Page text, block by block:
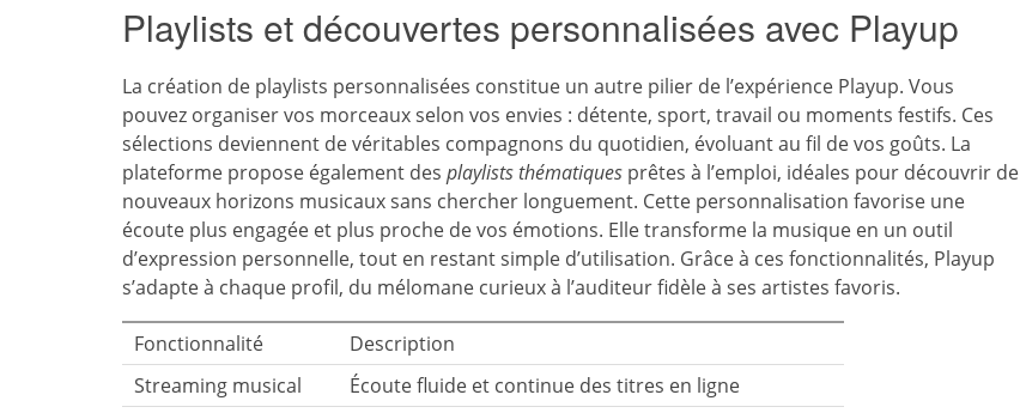
Playlists et découvertes personnalisées avec Playup
La création de playlists personnalisées constitue un autre pilier de l’expérience Playup. Vous
pouvez organiser vos morceaux selon vos envies : détente, sport, travail ou moments festifs. Ces
sélections deviennent de véritables compagnons du quotidien, évoluant au fil de vos goûts. La
plateforme propose également des playlists thématiques prêtes à l’emploi, idéales pour découvrir de
nouveaux horizons musicaux sans chercher longuement. Cette personnalisation favorise une
écoute plus engagée et plus proche de vos émotions. Elle transforme la musique en un outil
d’expression personnelle, tout en restant simple d’utilisation. Grâce à ces fonctionnalités, Playup
s’adapte à chaque profil, du mélomane curieux à l’auditeur fidèle à ses artistes favoris.
Fonctionnalité
Description
Streaming musical
Écoute fluide et continue des titres en ligne